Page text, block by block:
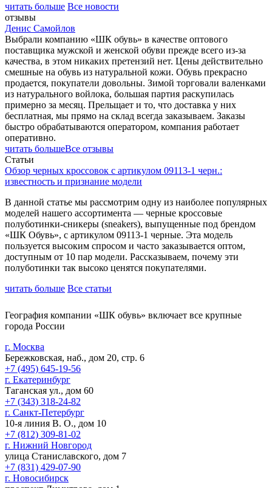
читать больше Все новости
отзывы
Денис Самойлов
Выбрали компанию «ШК обувь» в качестве оптового
поставщика мужской и женской обуви прежде всего из-за
качества, в этом никаких претензий нет. Цены действительно
смешные на обувь из натуральной кожи. Обувь прекрасно
продается, покупатели довольны. Зимой торговали валенками
из натурального войлока, большая партия раскупилась
примерно за месяц. Прельщает и то, что доставка у них
бесплатная, мы прямо на склад всегда заказываем. Заказы
быстро обрабатываются оператором, компания работает
оперативно.
читать большеВсе отзывы
Статьи
Обзор черных кроссовок с артикулом 09113-1 черн.:
известность и признание модели
В данной статье мы рассмотрим одну из наиболее популярных
моделей нашего ассортимента — черные кроссовые
полуботинки-сникеры (sneakers), выпущенные под брендом
«ШК Обувь», с артикулом 09113-1 черные. Эта модель
пользуется высоким спросом и часто заказывается оптом,
доступным от 10 пар модели. Рассказываем, почему эти
полуботинки так высоко ценятся покупателями.
читать больше Все статьи
География компании «ШК обувь» включает все крупные
города России
г. Москва
Бережковская, наб., дом 20, стр. 6
+7 (495) 645-19-56
г. Екатеринбург
Таганская ул., дом 60
+7 (343) 318-24-82
г. Санкт-Петербург
10-я линия В. О., дом 10
+7 (812) 309-81-02
г. Нижний Новгород
улица Станиславского, дом 7
+7 (831) 429-07-90
г. Новосибирск